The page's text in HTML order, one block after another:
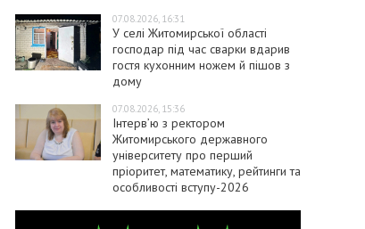
07.08.2026, 16:31
У селі Житомирської області
господар під час сварки вдарив
гостя кухонним ножем й пішов з
дому
07.08.2026, 15:36
Інтерв’ю з ректором
Житомирського державного
університету про перший
пріоритет, математику, рейтинги та
особливості вступу-2026